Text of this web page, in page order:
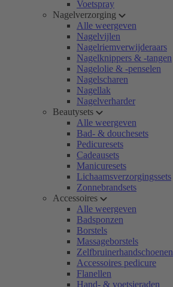
Voetspray
Nagelverzorging
Alle weergeven
Nagelvijlen
Nagelriemverwijderaars
Nagelknippers & -tangen
Nagelolie & -penselen
Nagelscharen
Nagellak
Nagelverharder
Beautysets
Alle weergeven
Bad- & douchesets
Pedicuresets
Cadeausets
Manicuresets
Lichaamsverzorgingssets
Zonnebrandsets
Accessoires
Alle weergeven
Badsponzen
Borstels
Massageborstels
Zelfbruinerhandschoenen
Accessoires pedicure
Flanellen
Hand- & voetsieraden